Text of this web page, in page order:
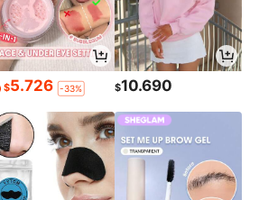
$5.726 -33% $10.690